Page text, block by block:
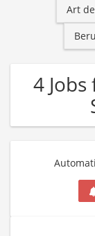
Art
4